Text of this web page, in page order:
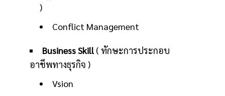
)
Conflict Management
Business Skill( ทักษะการประกอบ
อาชีพทางธุรกิจ )
Vsion